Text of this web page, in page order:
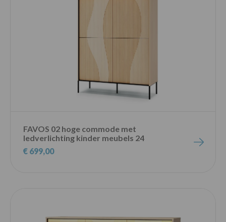
FAVOS 02 hoge commode met
ledverlichting kinder meubels 24
€ 699,00